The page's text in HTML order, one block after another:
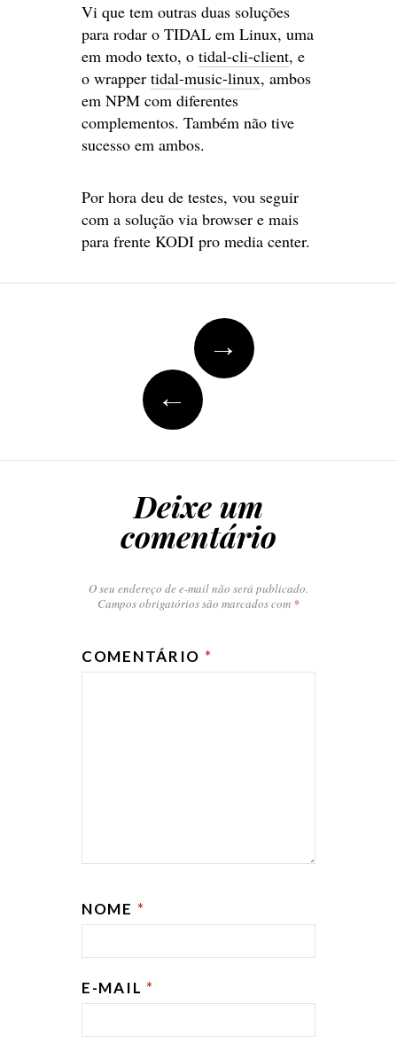
Vi que tem outras duas soluções
para rodar o TIDAL em Linux, uma
em modo texto, o tidal-cli-client, e
o wrapper tidal-music-linux, ambos
em NPM com diferentes
complementos. Também não tive
sucesso em ambos.
Por hora deu de testes, vou seguir
com a solução via browser e mais
para frente KODI pro media center.
Navegação
→
←
Deixe um
comentário
O seu endereço de e-mail não será publicado.
Campos obrigatórios são marcados com *
COMENTÁRIO *
NOME *
E-MAIL *